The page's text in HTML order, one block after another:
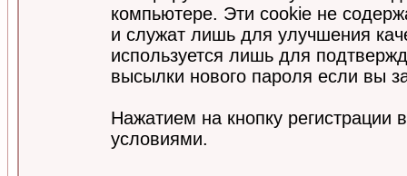
компьютере. Эти cookie не
и служат лишь для улучшения
используется лишь для
высылки нового пароля если вы
Нажатием на кнопку регистрации
условиями.